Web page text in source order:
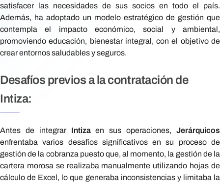
satisfacer las necesidades de sus socios en todo el país.
Además, ha adoptado un modelo estratégico de gestión que
contempla el impacto económico, social y ambiental,
promoviendo educación, bienestar integral, con el objetivo de
crear entornos saludables y seguros.
Desafíos previos a la contratación de
Intiza:
Antes de integrar Intizaen sus operaciones,Jerárquicos
enfrentaba varios desafíos significativos en su proceso de
gestión de la cobranza puesto que, al momento, la gestión de la
cartera morosa se realizaba manualmente utilizando hojas de
cálculo de Excel, lo que generaba inconsistencias y limitaba la